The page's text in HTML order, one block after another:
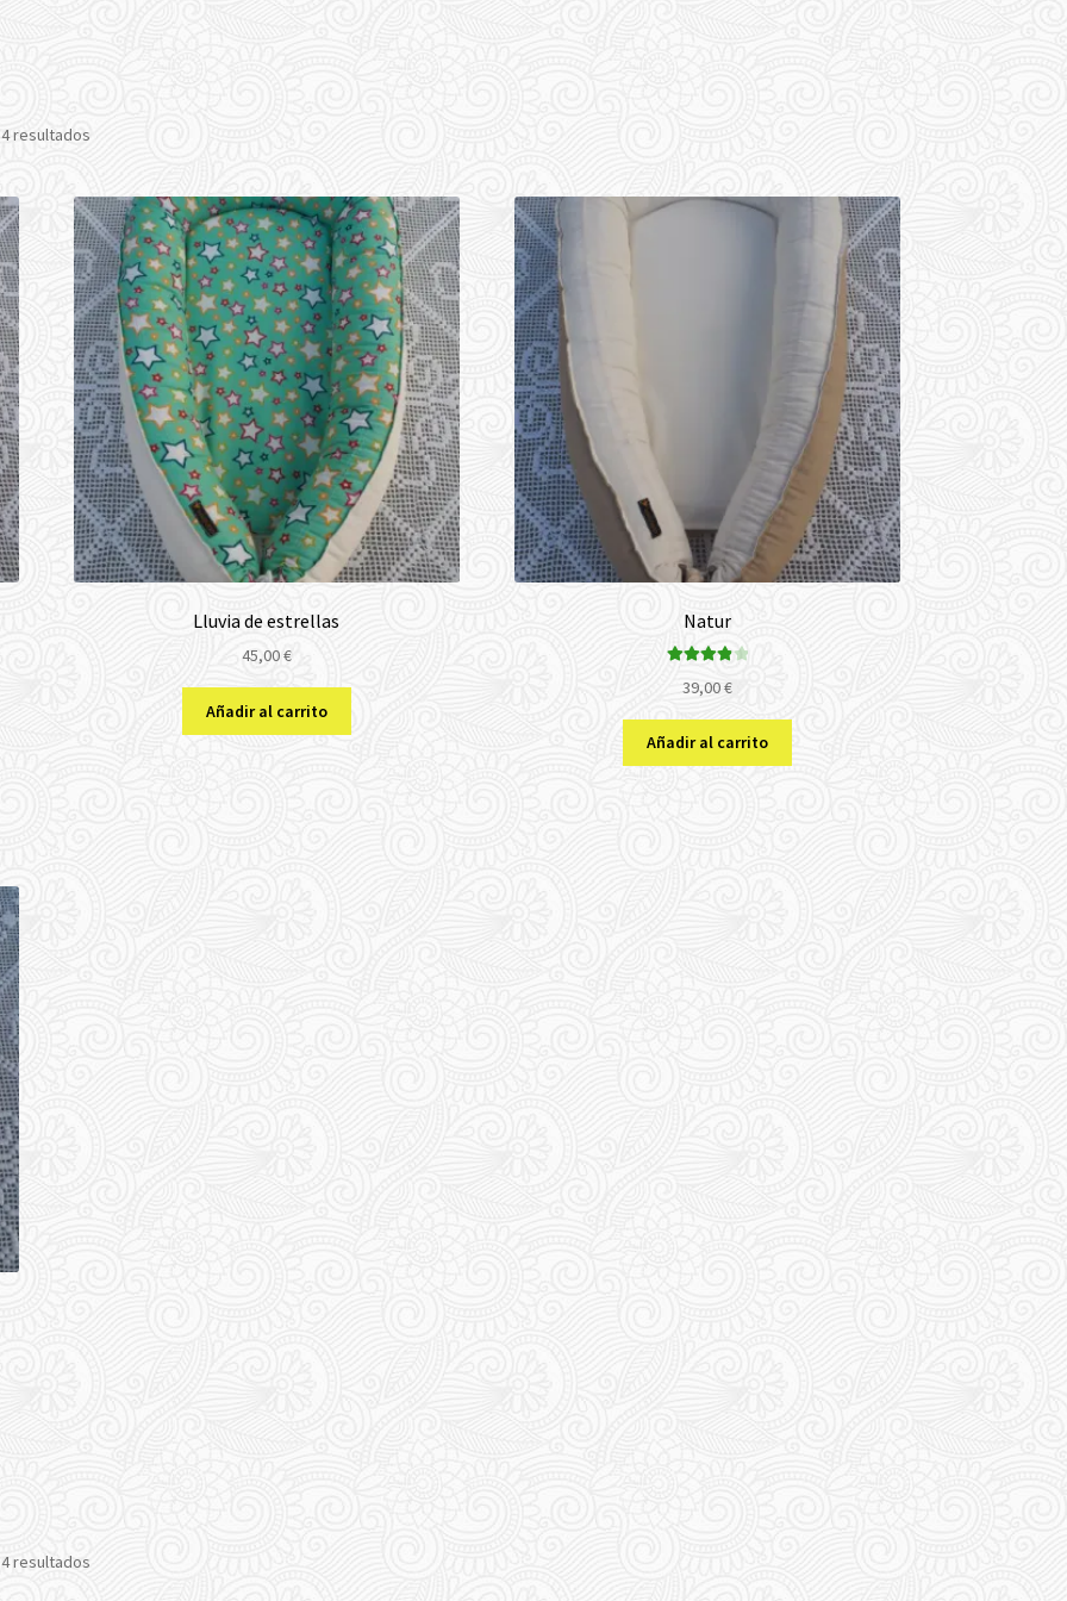
resultados
Lluvia de estrellas
45,00€
Añadir al carrito
Natur
con4.00
de 5
39,00€
Añadir al carrito
resultados